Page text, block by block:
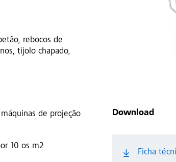
Download
Ficha
rebocos de
tijolo chapado,
de projeção
10 os m2